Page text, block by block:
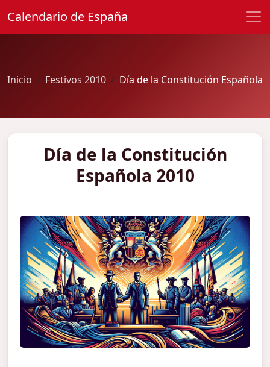
Calendario de España
Inicio Festivos 2010 Día de la Constitución Española
Día de la Constitución
Española 2010